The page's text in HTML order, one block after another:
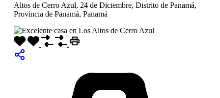
Altos de Cerro Azul, 24 de Diciembre, Distrito de Panamá,
Provincia de Panamá, Panamá